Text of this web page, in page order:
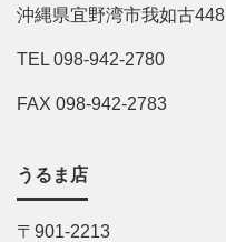
沖縄県宜野湾市我如古448
TEL 098-942-2780
FAX 098-942-2783
うるま店
〒901-2213